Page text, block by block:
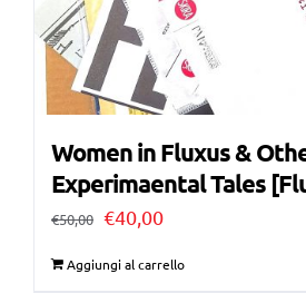
Women in Fluxus &
Experimaental Tales
€50,00 Il
€40,00Il
Aggiungi al carrello